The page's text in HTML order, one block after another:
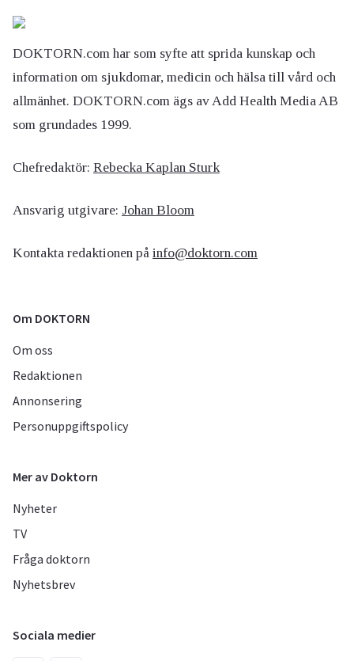
DOKTORN.com har som syfte att sprida kunskap och
information om sjukdomar, medicin och hälsa till vård och
allmänhet. DOKTORN.com ägs av Add Health Media AB
som grundades 1999.
Chefredaktör: Rebecka Kaplan Sturk
Ansvarig utgivare: Johan Bloom
Kontakta redaktionen på info@doktorn.com
Om DOKTORN
Om oss
Redaktionen
Annonsering
Personuppgiftspolicy
Mer av Doktorn
Nyheter
TV
Fråga doktorn
Nyhetsbrev
Sociala medier